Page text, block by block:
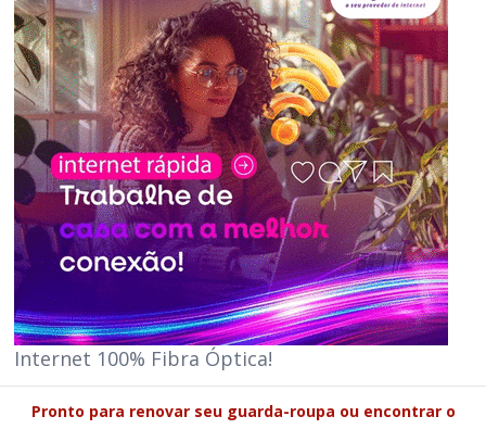
Internet 100% Fibra Óptica!
Pronto para renovar seu guarda-roupa ou encontrar o